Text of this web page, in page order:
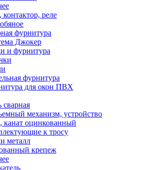
контактор, реле
фурнитура
Джокер
и фурнитура
фурнитура
для окон ПВХ
сварная
механизм, устройство
канат оцинкованный
к тросу
металл
крепеж